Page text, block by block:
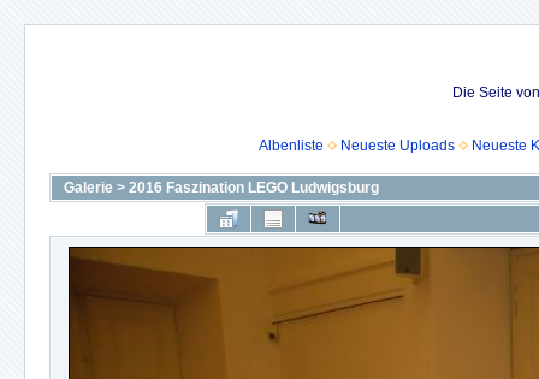
Die Seite
Albenliste Neueste Uploads Neueste
Galerie > 2016 Faszination LEGO Ludwigsburg